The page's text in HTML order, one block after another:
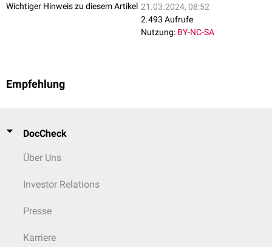
Wichtiger Hinweis zu diesem Artikel 21.03.2024, 08:52
2.493 Aufrufe
Nutzung: BY-NC-SA
Empfehlung
DocCheck
Über Uns
Investor Relations
Presse
Karriere